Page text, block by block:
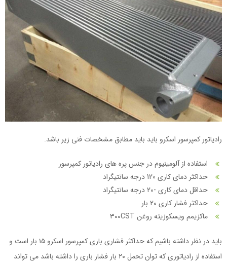
رادیاتور کمپرسور اسکرو باید باید مطابق مشخصات فنی زیر باشد.
استفاده از آلومینیوم در جنس پره های رادیاتور کمپرسور
حداکثر دمای کاری 120 درجه سانتیگراد
حداقل دمای کاری -20 درجه سانتیگراد
حداکثر فشار کاری 20 بار
ماکزیمم ویسکوزیته روغن 300CST
باید در نظر داشته باشیم که حداکثر فشاری باری کمپرسور اسکرو ۱۵ بار است و
استفاده از رادیاتوری که توان تحمل ۲۰ بار فشار باری را داشته باشد می تواند